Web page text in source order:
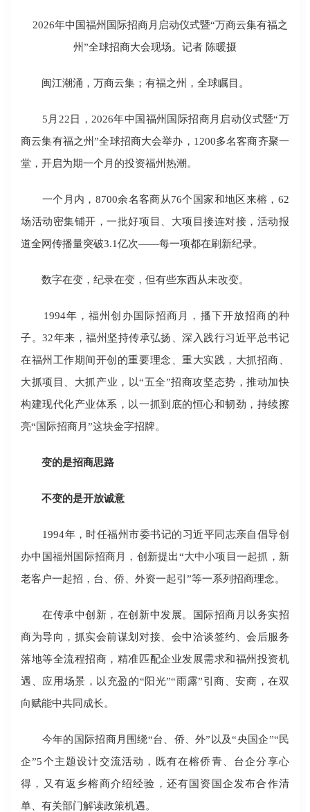
2026年中国福州国际招商月启动仪式暨“万商云集有福之
州”全球招商大会现场。记者 陈暖摄
闽江潮涌，万商云集；有福之州，全球瞩目。
5月22日，2026年中国福州国际招商月启动仪式暨“万
商云集有福之州”全球招商大会举办，1200多名客商齐聚一
堂，开启为期一个月的投资福州热潮。
一个月内，8700余名客商从76个国家和地区来榕，62
场活动密集铺开，一批好项目、大项目接连对接，活动报
道全网传播量突破3.1亿次——每一项都在刷新纪录。
数字在变，纪录在变，但有些东西从未改变。
1994年，福州创办国际招商月，播下开放招商的种
子。32年来，福州坚持传承弘扬、深入践行习近平总书记
在福州工作期间开创的重要理念、重大实践，大抓招商、
大抓项目、大抓产业，以“五全”招商攻坚态势，推动加快
构建现代化产业体系，以一抓到底的恒心和韧劲，持续擦
亮“国际招商月”这块金字招牌。
变的是招商思路
不变的是开放诚意
1994年，时任福州市委书记的习近平同志亲自倡导创
办中国福州国际招商月，创新提出“大中小项目一起抓，新
老客户一起招，台、侨、外资一起引”等一系列招商理念。
在传承中创新，在创新中发展。国际招商月以务实招
商为导向，抓实会前谋划对接、会中洽谈签约、会后服务
落地等全流程招商，精准匹配企业发展需求和福州投资机
遇、应用场景，以充盈的“阳光”“雨露”引商、安商，在双
向赋能中共同成长。
今年的国际招商月围绕“台、侨、外”以及“央国企”“民
企”5个主题设计交流活动，既有在榕侨青、台企分享心
得，又有返乡榕商介绍经验，还有国资国企发布合作清
单、有关部门解读政策机遇。